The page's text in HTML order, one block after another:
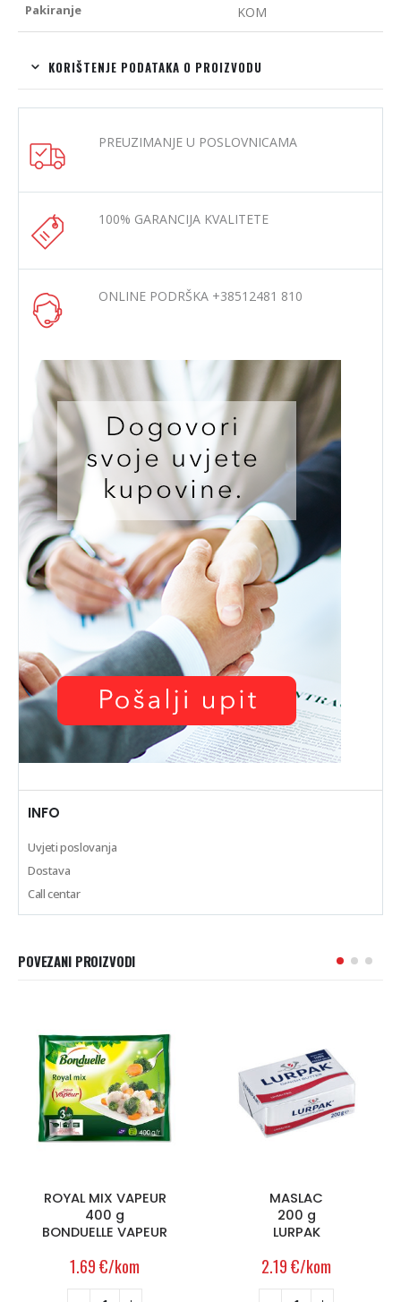
Pakiranje KOM
KORIŠTENJE PODATAKA O PROIZVODU
PREUZIMANJE U POSLOVNICAMA
100% GARANCIJA KVALITETE
ONLINE PODRŠKA +38512481 810
INFO
Uvjeti poslovanja
Dostava
Call centar
POVEZANI PROIZVODI
ROYAL MIX VAPEUR
400 g
BONDUELLE VAPEUR
1.69€/kom
MASLAC
200 g
LURPAK
2.19€/kom